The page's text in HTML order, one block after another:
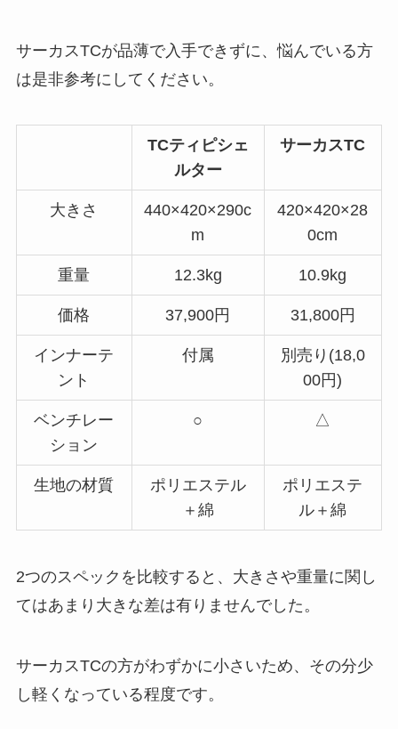
サーカスTCが品薄で入手できずに、悩んでいる方
は是非参考にしてください。
TCティピシェ
ルター
サーカスTC
大きさ
440×420×290c
m
420×420×28
0cm
重量 12.3kg 10.9kg
価格 37,900円 31,800円
インナーテ
ント
付属
別売り(18,0
00円)
ベンチレー
ション
○ △
生地の材質
ポリエステル
＋綿
ポリエステ
ル＋綿
2つのスペックを比較すると、大きさや重量に関し
てはあまり大きな差は有りませんでした。
サーカスTCの方がわずかに小さいため、その分少
し軽くなっている程度です。